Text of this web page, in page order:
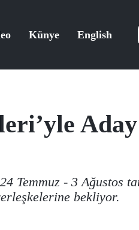
Künye English
Aday
Temmuz - 3 Ağustos
bekliyor.